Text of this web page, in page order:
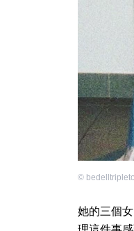
©
她的三個